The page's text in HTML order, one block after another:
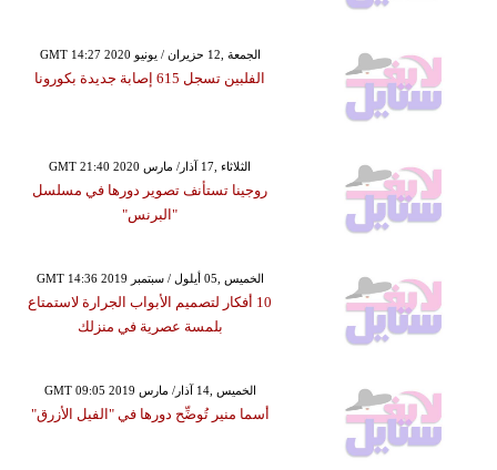
GMT 14:27 2020 الجمعة ,12 حزيران / يونيو
الفلبين تسجل 615 إصابة جديدة بكورونا
GMT 21:40 2020 الثلاثاء ,17 آذار/ مارس
روجينا تستأنف تصوير دورها في مسلسل
"البرنس"
GMT 14:36 2019 الخميس ,05 أيلول / سبتمبر
10 أفكار لتصميم الأبواب الجرارة لاستمتاع
بلمسة عصرية في منزلك
GMT 09:05 2019 الخميس ,14 آذار/ مارس
أسما منير تُوضِّح دورها في "الفيل الأزرق"